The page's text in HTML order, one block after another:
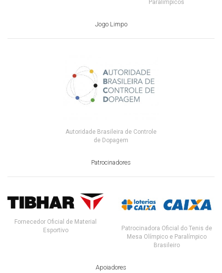
Paralímpicos
Jogo Limpo
Autoridade Brasileira de Controle
de Dopagem
Patrocinadores
Fornecedor Oficial de Material
Esportivo
Patrocinadora Oficial do Tenis de
Mesa Olímpico e Paralímpico
Brasileiro
Apoiadores